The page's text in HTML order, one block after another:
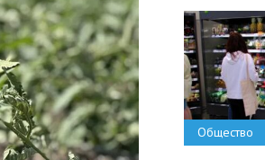
Общество